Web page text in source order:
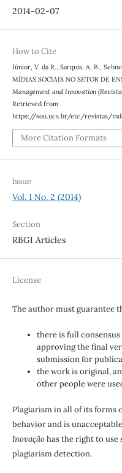
2014-02-07
How to Cite
Júnior, V. da R., Sarquis, A. B.,
MÍDIAS SOCIAIS NO SETOR DE
Management and Innovation
Retrieved from
https://sou.ucs.br/etc/revistas/
More Citation Formats
Issue
Vol. 1 No. 2 (2014)
Section
RBGI Articles
License
The author must guarantee
there is full
approving the final
submission for
the work is original,
other people were
Plagiarism in all of its forms
behavior and is
Inovaçãohas the right to use
plagiarism detection.